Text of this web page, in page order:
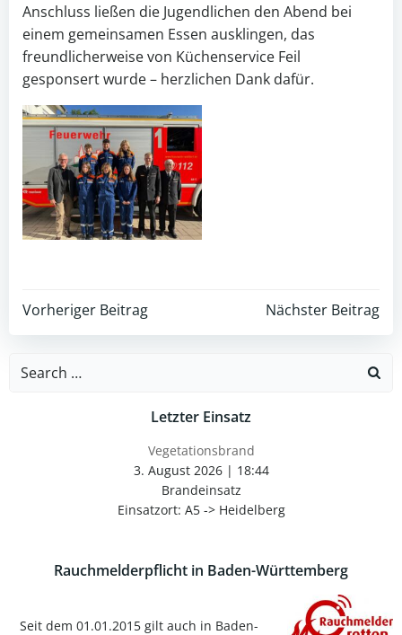
Anschluss ließen die Jugendlichen den Abend bei
einem gemeinsamen Essen ausklingen, das
freundlicherweise von Küchenservice Feil
gesponsert wurde – herzlichen Dank dafür.
Post
navigation
Vorheriger Beitrag
Post
navigation
Nächster Beitrag
Search
Letzter Einsatz
Vegetationsbrand
3. August 2026| 18:44
Brandeinsatz
Einsatzort: A5 -> Heidelberg
Rauchmelderpflicht in Baden-Württemberg
Seit dem 01.01.2015 gilt auch in Baden-